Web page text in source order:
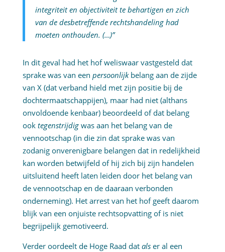
integriteit en objectiviteit te behartigen en zich
van de desbetreffende rechtshandeling had
moeten onthouden. (…)”
In dit geval had het hof weliswaar vastgesteld dat
sprake was van een persoonlijkbelang aan de zijde
van X (dat verband hield met zijn positie bij de
dochtermaatschappijen), maar had niet (althans
onvoldoende kenbaar) beoordeeld of dat belang
ook tegenstrijdigwas aan het belang van de
vennootschap (in die zin dat sprake was van
zodanig onverenigbare belangen dat in redelijkheid
kan worden betwijfeld of hij zich bij zijn handelen
uitsluitend heeft laten leiden door het belang van
de vennootschap en de daaraan verbonden
onderneming). Het arrest van het hof geeft daarom
blijk van een onjuiste rechtsopvatting of is niet
begrijpelijk gemotiveerd.
Verder oordeelt de Hoge Raad dat alser al een